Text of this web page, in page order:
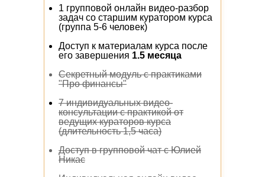
1 групповой онлайн видео-разбор
задач со старшим куратором курса
(группа 5-6 человек)
Доступ к материалам курса после
его завершения 1.5 месяца
Секретный модуль с практиками
"Про финансы"
7 индивидуальных видео-
консультации с практикой от
ведущих кураторов курса
(длительность 1,5 часа)
Доступ в групповой чат с Юлией
Никас